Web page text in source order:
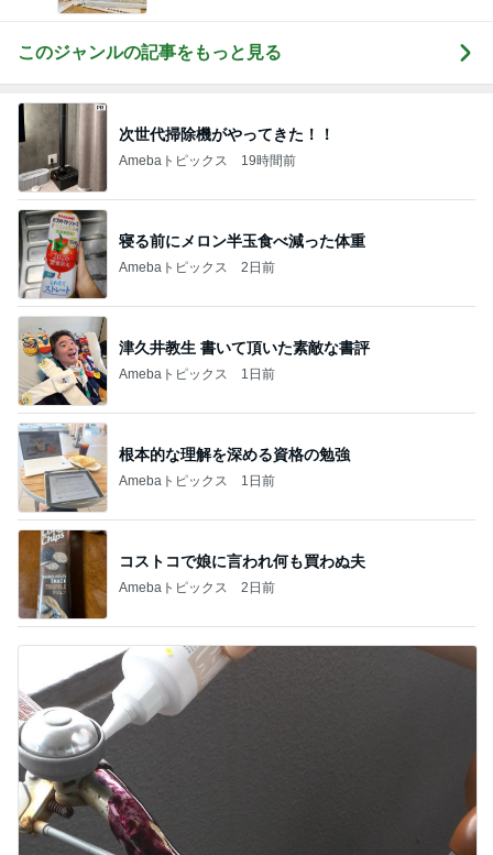
このジャンルの記事をもっと見る
次世代掃除機がやってきた！！
Amebaトピックス 19時間前
寝る前にメロン半玉食べ減った体重
Amebaトピックス 2日前
津久井教生 書いて頂いた素敵な書評
Amebaトピックス 1日前
根本的な理解を深める資格の勉強
Amebaトピックス 1日前
コストコで娘に言われ何も買わぬ夫
Amebaトピックス 2日前